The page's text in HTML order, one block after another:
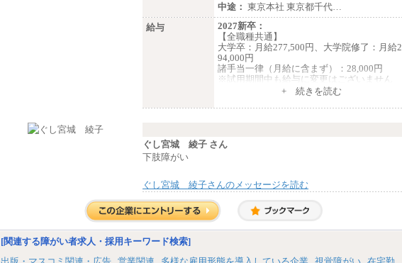
中途： 東京本社 東京都千代…
給与
2027新卒：
【全職種共通】
大学卒：月給277,500円、大学院修了：月給2
94,000円
諸手当一律（月給に含まず）：28,000円
※試用期間中も給与に変更はございません
月給370,000円～
※試用期間中も給与に変更はございません。
+ 続きを読む
ぐし宮城 綾子 さん
下肢障がい
ぐし宮城 綾子さんのメッセージを読む
[関連する障がい者求人・採用キーワード検索]